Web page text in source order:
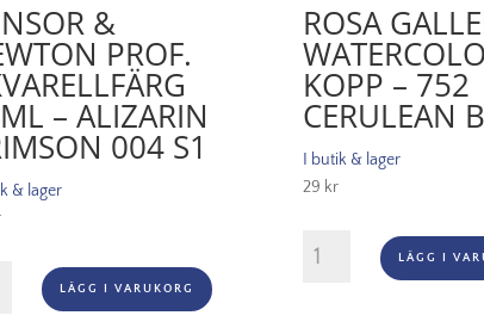
&
PROF.
– ALIZARIN
004 S1
& lager
LÄGG I VARUKORG
ROSA
KOPP – 752
CERULEAN
I butik & lager
29 kr
Rosa
Gallery
LÄGG I